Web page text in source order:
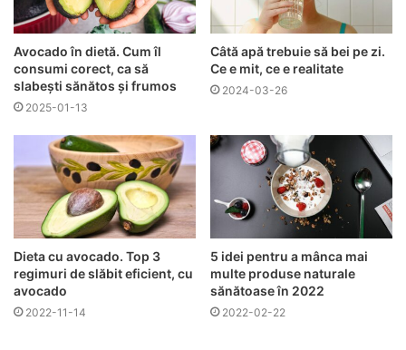
Avocado în dietă. Cum îl
consumi corect, ca să
slabești sănătos și frumos
2025-01-13
Câtă apă trebuie să bei pe zi.
Ce e mit, ce e realitate
2024-03-26
Dieta cu avocado. Top 3
regimuri de slăbit eficient, cu
avocado
2022-11-14
5 idei pentru a mânca mai
multe produse naturale
sănătoase în 2022
2022-02-22